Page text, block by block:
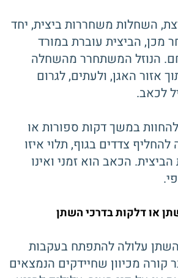
השחלות משחררות ביצית, יחד
מכן, הביצית עוברת במורד
הנוזל המשתחרר מהשחלה
אזור האגן, ולעתים, לגרום
לכאב.
במשך דקות ספורות או
צדדים בגוף, תלוי איזו
הכאב הוא זמני ואינו
או דלקות בדרכי השתן
עלולה להתפתח בעקבות
קורה מכיוון שחיידקים הנמצאים